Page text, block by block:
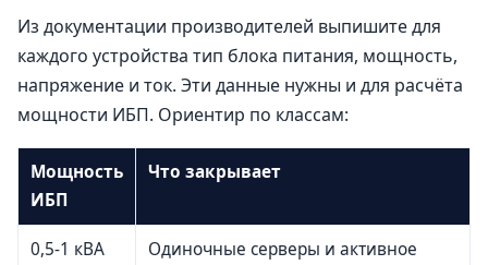
Из документации производителей выпишите для
каждого устройства тип блока питания, мощность,
напряжение и ток. Эти данные нужны и для расчёта
мощности ИБП. Ориентир по классам:
Мощность
ИБП
Что закрывает
0,5-1 кВА
Одиночные серверы и активное